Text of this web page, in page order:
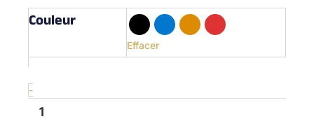
Couleur
Effacer
-
quantité
de
eTap
11s
-
Oversized